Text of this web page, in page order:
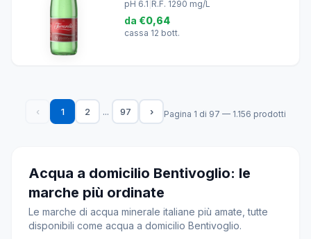
pH 6.1 R.F. 1290 mg/L
da €0,64
cassa 12 bott.
‹ 1 2 ... 97 › Pagina 1 di 97 — 1.156 prodotti
Acqua a domicilio Bentivoglio: le
marche più ordinate
Le marche di acqua minerale italiane più amate, tutte
disponibili come acqua a domicilio Bentivoglio.